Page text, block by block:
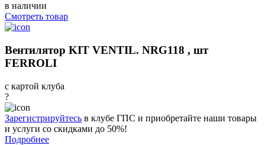
в наличии
Смотреть товар
Вентилятор KIT VENTIL. NRG118 , шт
FERROLI
с картой клуба
?
Зарегистрируйтесь в клубе ГПС и приобретайте наши товары
и услуги со скидками до 50%!
Подробнее